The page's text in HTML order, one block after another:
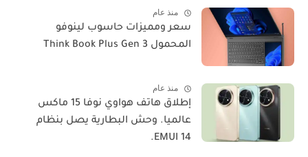
منذ عام
سعر ومميزات حاسوب لينوفو
المحمول Think Book Plus Gen 3
منذ عام
​إطلاق هاتف هواوي نوفا 15 ماكس
عالميا. وحش البطارية يصل بنظام
EMUI 14.